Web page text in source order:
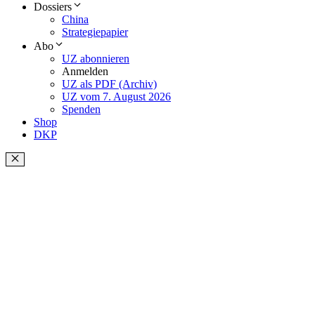
Dossiers
China
Strategiepapier
Abo
UZ abonnieren
Anmelden
UZ als PDF (Archiv)
UZ vom 7. August 2026
Spenden
Shop
DKP
Schließen